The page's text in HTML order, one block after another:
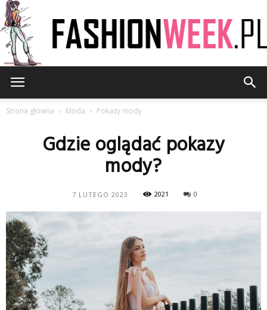
Strona główna Moda Pokazy mody
Gdzie oglądać pokazy
mody?
7 LUTEGO 2023 2021 0